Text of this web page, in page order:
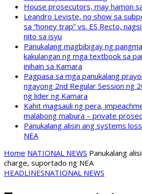
House prosecutors, may hamon
Leandro Leviste, no show sa
sa “honey trap” vs. ES Recto,
nito sa isyu
Panukalang magbibigay ng
kakulangan ng mga textbook sa
inihain sa Kamara
Pagpasa sa mga panukalang
ngayong 2nd Regular Session ng
ng lider ng Kamara
Kahit magsauli ng pera,
malabong mabura – private
Panukalang alisin ang systems
NEA
Home NATIONAL NEWS Panukalang
charge, suportado ng NEA
HEADLINESNATIONAL NEWS